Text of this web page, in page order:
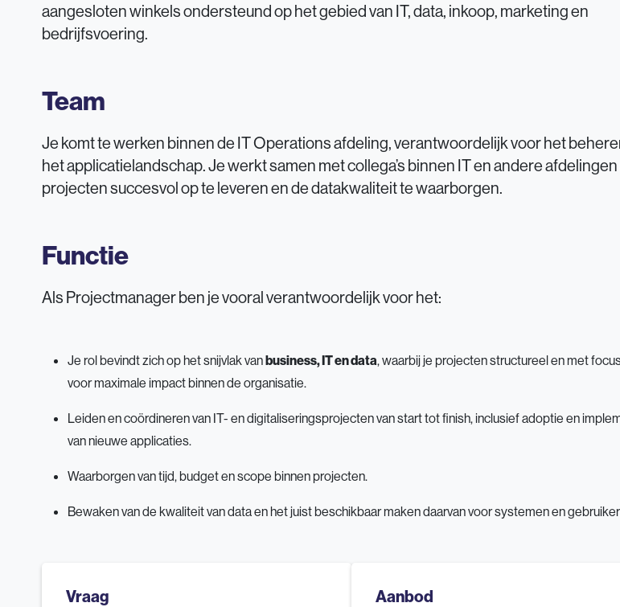
aangesloten winkels ondersteund op het gebied van IT, data, inkoop, marketing en
bedrijfsvoering.
Team
Je komt te werken binnen de IT Operations afdeling, verantwoordelijk voor het
het applicatielandschap. Je werkt samen met collega’s binnen IT en andere afdelingen
projecten succesvol op te leveren en de datakwaliteit te waarborgen.
Functie
Als Projectmanager ben je vooral verantwoordelijk voor het:
Je rol bevindt zich op het snijvlak vanbusiness, IT en data, waarbij je projecten structureel en met
voor maximale impact binnen de organisatie.
Leiden en coördineren van IT- en digitaliseringsprojecten van start tot finish, inclusief adoptie en
van nieuwe applicaties.
Waarborgen van tijd, budget en scope binnen projecten.
Bewaken van de kwaliteit van data en het juist beschikbaar maken daarvan voor systemen en
Vraag Aanbod